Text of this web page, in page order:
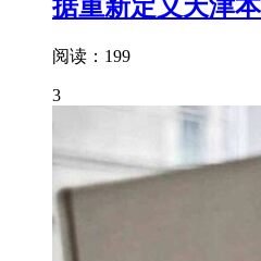
据重新定义天津
阅读：199
3